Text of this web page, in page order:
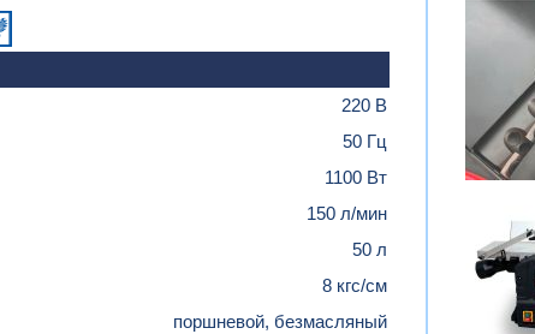
220 В
50 Гц
1100 Вт
150 л/мин
50 л
8 кгс/см
поршневой, безмасляный